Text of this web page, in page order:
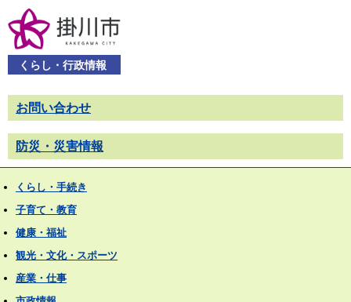
くらし・行政情報
お問い合わせ
防災・災害情報
くらし・手続き
子育て・教育
健康・福祉
観光・文化・スポーツ
産業・仕事